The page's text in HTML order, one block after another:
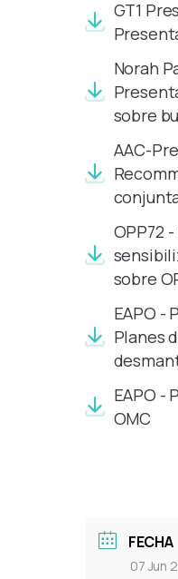
GT1
Norah
sobre
AAC-
OPP72
sobre
EAPO -
Planes
EAPO -
OMC
FECHA
07 Jun